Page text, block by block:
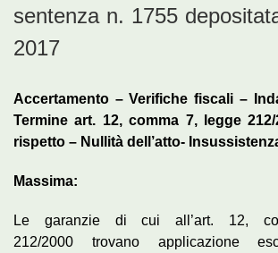
sentenza n. 1755
2017
Accertamento – Verifiche fiscali –
Termine art. 12, comma 7, legge
rispetto – Nullità dell’atto-
Massima:
Le garanzie di cui all’art. 12,
212/2000 trovano applicazione